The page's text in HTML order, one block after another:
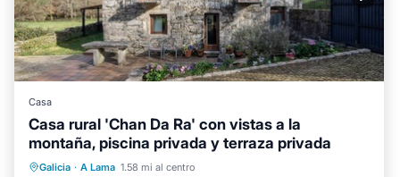
Casa
Casa rural 'Chan Da Ra' con vistas a la
montaña, piscina privada y terraza privada
Galicia · A Lama 1.58 mi al centro
Piscina privada
Aparcamiento
Piscina
Balcón/Terraza